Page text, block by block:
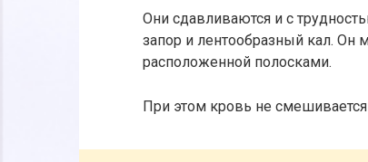
Они сдавливаются и с
запор и лентообразный кал. Он
расположенной полосками.
При этом кровь не смешивается